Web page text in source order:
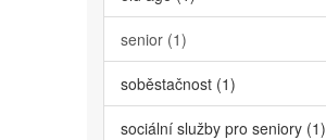
senior (1)
soběstačnost (1)
sociální služby pro seniory (1)